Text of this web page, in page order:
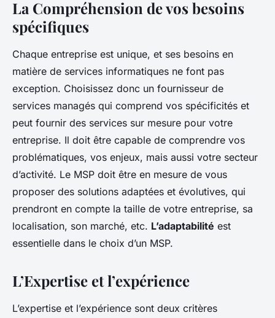
La Compréhension de vos besoins
spécifiques
Chaque entreprise est unique, et ses besoins en
matière de services informatiques ne font pas
exception. Choisissez donc un fournisseur de
services managés qui comprend vos spécificités et
peut fournir des services sur mesure pour votre
entreprise. Il doit être capable de comprendre vos
problématiques, vos enjeux, mais aussi votre secteur
d’activité. Le MSP doit être en mesure de vous
proposer des solutions adaptées et évolutives, qui
prendront en compte la taille de votre entreprise, sa
localisation, son marché, etc. L’adaptabilité est
essentielle dans le choix d’un MSP.
L’Expertise et l’expérience
L’expertise et l’expérience sont deux critères